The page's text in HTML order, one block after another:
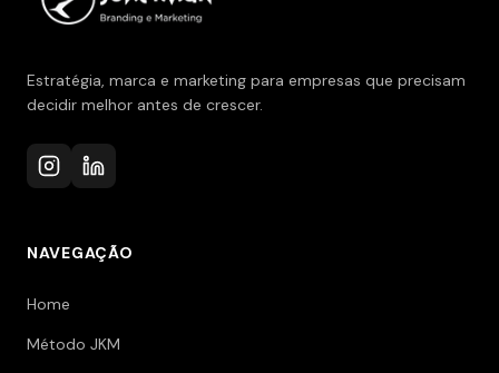
Estratégia, marca e marketing para empresas que precisam
decidir melhor antes de crescer.
NAVEGAÇÃO
Home
Método JKM